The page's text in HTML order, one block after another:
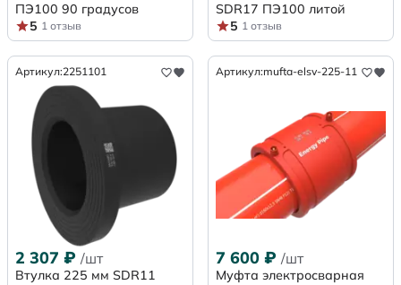
ПЭ100 90 градусов
5 1 отзыв
SDR17 ПЭ100 литой
5 1 отзыв
Артикул:2251101
2 307 ₽ /шт
Втулка 225 мм SDR11
Артикул:mufta-elsv-225-11
7 600 ₽ /шт
Муфта электросварная